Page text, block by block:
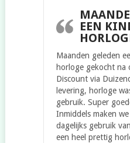
EEN
Maanden geleden
horloge gekocht na
Discount via
levering, horloge
gebruik. Super
Inmiddels maken
dagelijks gebruik
een heel prettig